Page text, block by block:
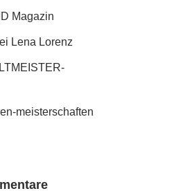
Magazin
Lena Lorenz
meister­schaften